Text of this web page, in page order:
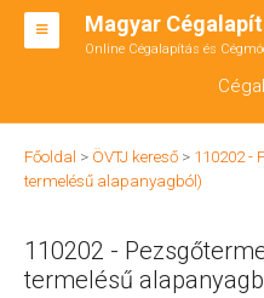
Magyar
Online Cégalapítás és
BT ALAPÍTÁS
RT ALAPÍTÁS
ÁTALAKULÁS
Főoldal > ÖVTJ kereső > 110202 -
termelésű alapanyagból)
110202 -
termelésű